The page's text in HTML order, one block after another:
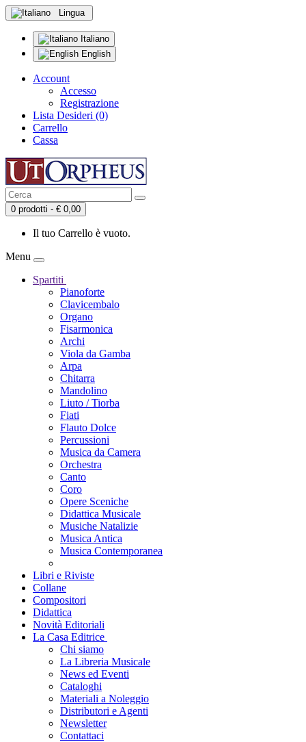
Lingua
Italiano
English
Account
Accesso
Registrazione
Lista Desideri (0)
Carrello
Cassa
0 prodotti - € 0,00
Il tuo Carrello è vuoto.
Menu
Spartiti
Pianoforte
Clavicembalo
Organo
Fisarmonica
Archi
Viola da Gamba
Arpa
Chitarra
Mandolino
Liuto / Tiorba
Fiati
Flauto Dolce
Percussioni
Musica da Camera
Orchestra
Canto
Coro
Opere Sceniche
Didattica Musicale
Musiche Natalizie
Musica Antica
Musica Contemporanea
Libri e Riviste
Collane
Compositori
Didattica
Novità Editoriali
La Casa Editrice
Chi siamo
La Libreria Musicale
News ed Eventi
Cataloghi
Materiali a Noleggio
Distributori e Agenti
Newsletter
Contattaci